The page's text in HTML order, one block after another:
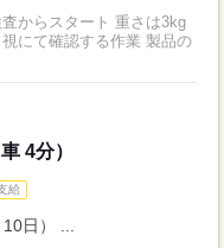
からスタート 重さは3kg
確認する作業 製品の
4分）
給
日） ...